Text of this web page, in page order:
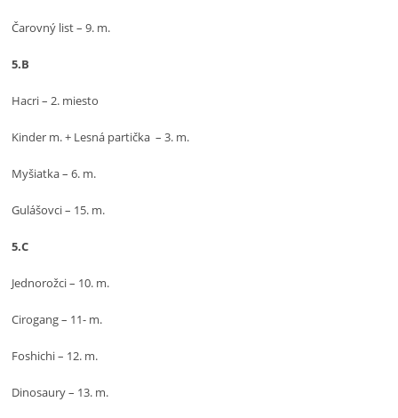
Čarovný list – 9. m.
5.B
Hacri – 2. miesto
Kinder m. + Lesná partička – 3. m.
Myšiatka – 6. m.
Gulášovci – 15. m.
5.C
Jednorožci – 10. m.
Cirogang – 11- m.
Foshichi – 12. m.
Dinosaury – 13. m.